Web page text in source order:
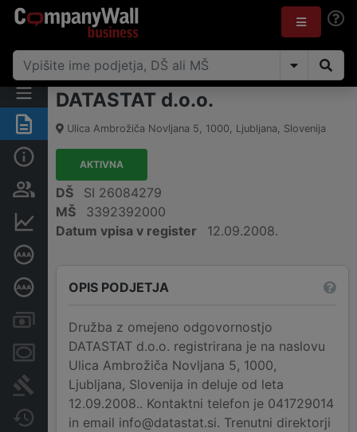
Povzetek
Odgovorne osebe in lastništvo
Poglobljena bonitetna ocena
Računi in blokade
Zastavne pravice
Sodni postopki
Spremembe
DATASTAT d.o.o.
Ulica Ambrožiča Novljana 5, 1000, Ljubljana, Slovenija
AKTIVNA
DŠ
SI 26084279
MŠ
3392392000
Datum vpisa v register
12.09.2008.
OPIS PODJETJA
Družba z omejeno odgovornostjo
DATASTAT d.o.o. registrirana je na naslovu
Ulica Ambrožiča Novljana 5, 1000,
Ljubljana, Slovenija in deluje od leta
12.09.2008.. Kontaktni telefon je 041729014
in email info@datastat.si. Trenutni direktorji